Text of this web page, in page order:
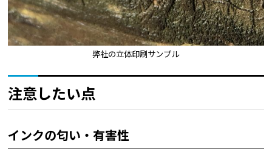
弊社の立体印刷サンプル
注意したい点
インクの匂い・有害性